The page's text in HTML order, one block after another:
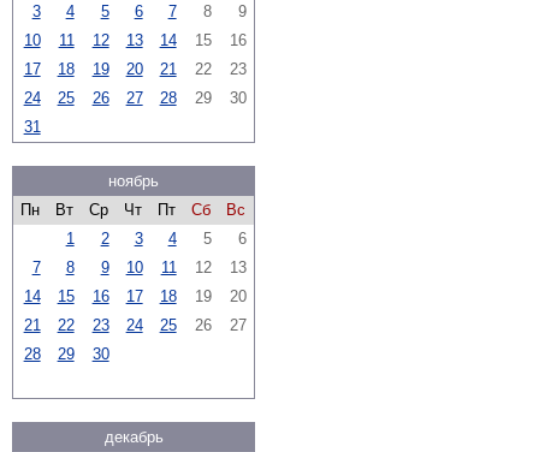
3
4 5 6 7 8
9
10
11 12 13 14 15
16
17
18 19 20 21 22
23
24
25 26 27 28 29
30
31
ноябрь
Пн
Вт Ср Чт Пт Сб
Вс
1
2 3 4 5
6
7
8 9 10 11 12
13
14
15 16 17 18 19
20
21
22 23 24 25 26
27
28
29 30
декабрь